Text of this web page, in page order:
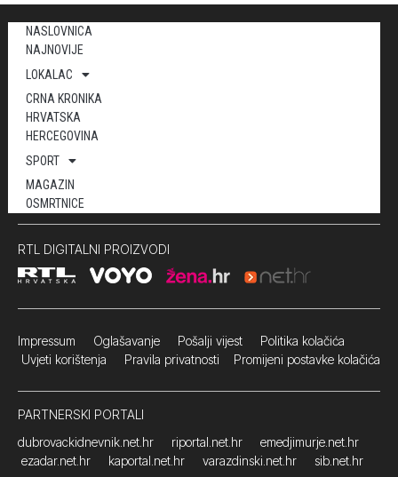
NASLOVNICA
NAJNOVIJE
LOKALAC
CRNA KRONIKA
HRVATSKA
HERCEGOVINA
SPORT
MAGAZIN
OSMRTNICE
RTL DIGITALNI PROIZVODI
Impressum Oglašavanje Pošalji vijest Politika kolačića
Uvjeti korištenja Pravila privatnosti Promijeni postavke kolačića
PARTNERSKI PORTALI
dubrovackidnevnik.net.hr
riportal.net.hr
emedjimurje.net.hr
ezadar.net.hr
kaportal.net.hr varazdinski.net.hr sib.net.hr